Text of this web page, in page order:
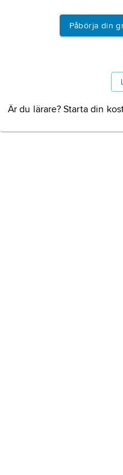
Information
Påbörja din
Är du lärare? Starta din